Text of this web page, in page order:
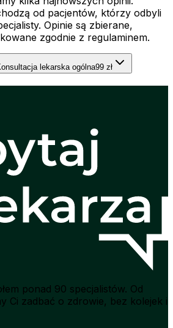
od pacjentów, którzy odbyli
Opinie są zbierane,
zgodnie z regulaminem.
lekarska ogólna99 zł
ponad 90 specjalistów. Od
Ci zadbać o zdrowie, bez kolejek i